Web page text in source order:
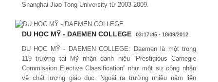
Shanghai Jiao Tong University từ 2003-2009.
DU HỌC MỸ - DAEMEN COLLEGE 03:17:45 - 18/09/2012
DU HỌC MỸ - DAEMEN COLLEGE: Daemen là một trong
119 trường tại Mỹ nhận danh hiệu “Prestigious Carnegie
Commission Elective Classification” như một sự công nhận
về chất lượng giáo dục. Ngoài ra trường nhiều năm liền